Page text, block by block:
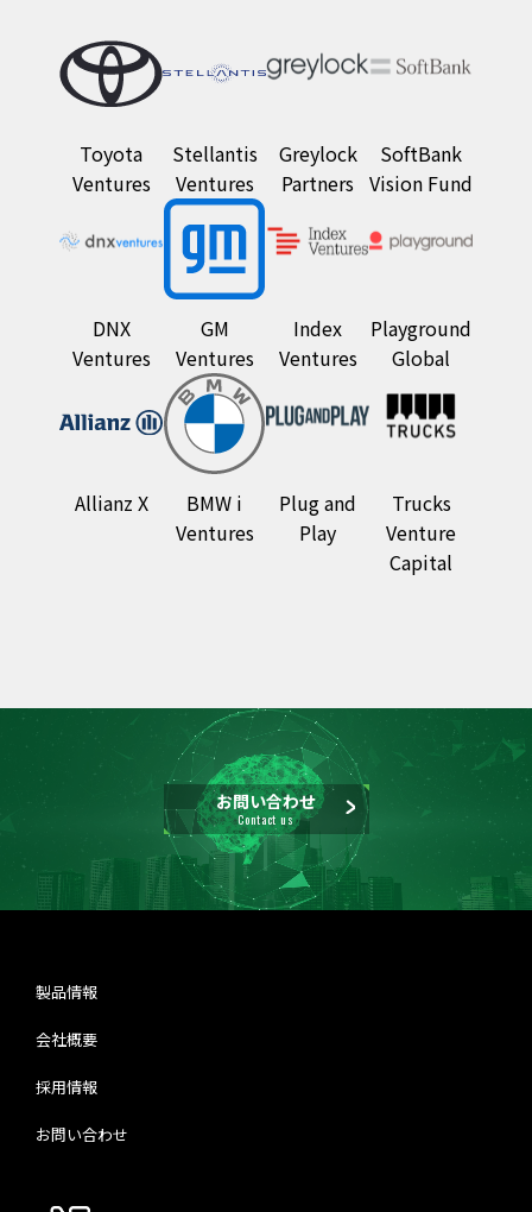
Toyota
Ventures
Stellantis
Ventures
Greylock
Partners
SoftBank
Vision Fund
DNX
Ventures
GM
Ventures
Index
Ventures
Playground
Global
Allianz X
BMW i
Ventures
Plug and
Play
Trucks
Venture
Capital
お問い合わせ
Contact us
製品情報
会社概要
採用情報
お問い合わせ